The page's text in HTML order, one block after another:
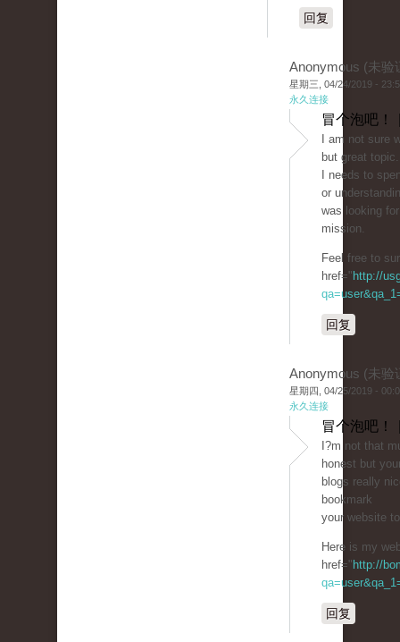
回复
Anonymous (未验
星期三, 04/24/2019 -
永久连接
冒个泡吧！
I am not sure
but great topic.
I needs to
or
was looking
mission.
Feel free to
href=" http://
回复
Anonymous (未验
星期四, 04/25/2019 -
永久连接
冒个泡吧！
I?m not that
honest but
blogs really
bookmark
your website
Here is my
href=" http://
回复